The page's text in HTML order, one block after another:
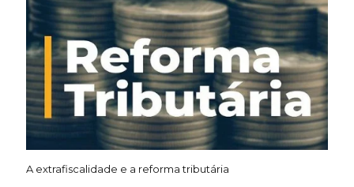
A extrafiscalidade e a reforma tributária